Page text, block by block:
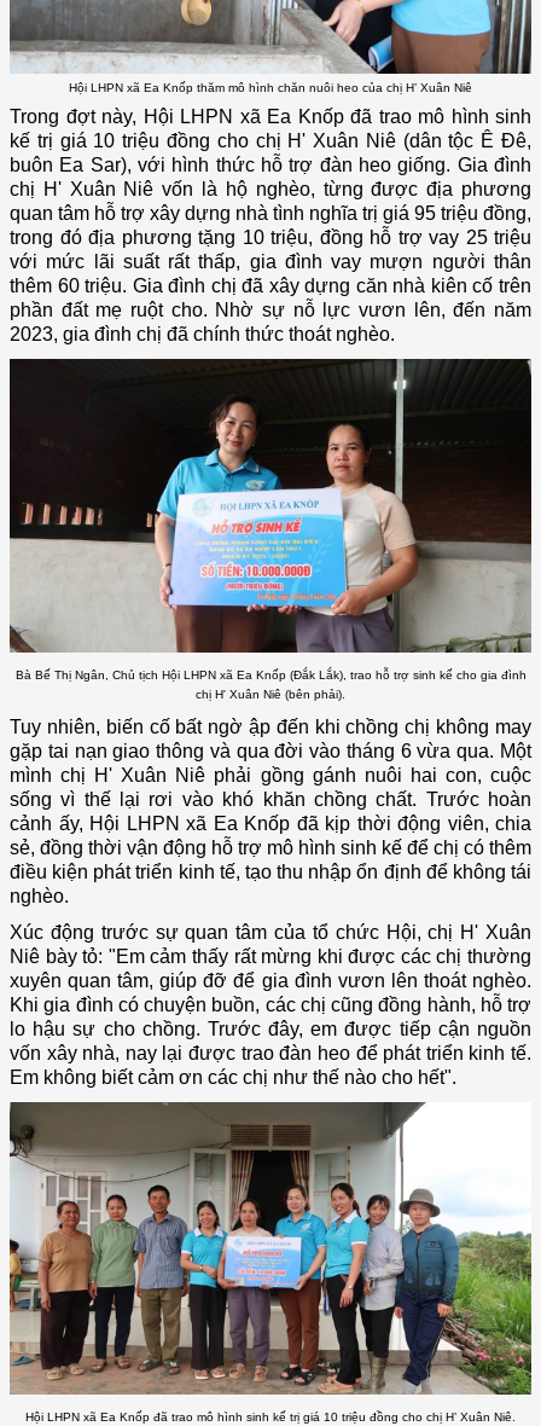
Hội LHPN xã Ea Knốp thăm mô hình chăn nuôi heo của chị H’ Xuân Niê
Trong đợt này, Hội LHPN xã Ea Knốp đã trao mô hình sinh
kế trị giá 10 triệu đồng cho chị H' Xuân Niê (dân tộc Ê Đê,
buôn Ea Sar), với hình thức hỗ trợ đàn heo giống. Gia đình
chị H' Xuân Niê vốn là hộ nghèo, từng được địa phương
quan tâm hỗ trợ xây dựng nhà tình nghĩa trị giá 95 triệu đồng,
trong đó địa phương tặng 10 triệu, đồng hỗ trợ vay 25 triệu
với mức lãi suất rất thấp, gia đình vay mượn người thân
thêm 60 triệu. Gia đình chị đã xây dựng căn nhà kiên cố trên
phần đất mẹ ruột cho. Nhờ sự nỗ lực vươn lên, đến năm
2023, gia đình chị đã chính thức thoát nghèo.
Bà Bế Thị Ngân, Chủ tịch Hội LHPN xã Ea Knốp (Đắk Lắk), trao hỗ trợ sinh kế cho gia đình
chị H' Xuân Niê (bên phải).
Tuy nhiên, biến cố bất ngờ ập đến khi chồng chị không may
gặp tai nạn giao thông và qua đời vào tháng 6 vừa qua. Một
mình chị H' Xuân Niê phải gồng gánh nuôi hai con, cuộc
sống vì thế lại rơi vào khó khăn chồng chất. Trước hoàn
cảnh ấy, Hội LHPN xã Ea Knốp đã kịp thời động viên, chia
sẻ, đồng thời vận động hỗ trợ mô hình sinh kế để chị có thêm
điều kiện phát triển kinh tế, tạo thu nhập ổn định để không tái
nghèo.
Xúc động trước sự quan tâm của tổ chức Hội, chị H' Xuân
Niê bày tỏ: "Em cảm thấy rất mừng khi được các chị thường
xuyên quan tâm, giúp đỡ để gia đình vươn lên thoát nghèo.
Khi gia đình có chuyện buồn, các chị cũng đồng hành, hỗ trợ
lo hậu sự cho chồng. Trước đây, em được tiếp cận nguồn
vốn xây nhà, nay lại được trao đàn heo để phát triển kinh tế.
Em không biết cảm ơn các chị như thế nào cho hết".
Hội LHPN xã Ea Knốp đã trao mô hình sinh kế trị giá 10 triệu đồng cho chị H’ Xuân Niê.